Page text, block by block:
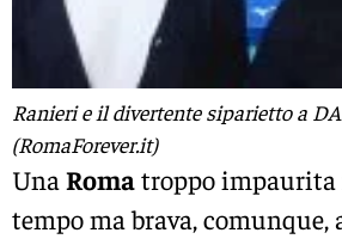
Ranieri e il divertente siparietto a
(RomaForever.it)
Una Romatroppo
tempo ma brava, comunque,